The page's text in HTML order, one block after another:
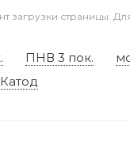
загрузки страницы.
ПНВ 3 пок.